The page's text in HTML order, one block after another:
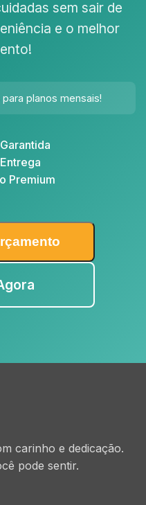
sem sair de
e o melhor
planos mensais!
Premium
carinho e dedicação.
pode sentir.